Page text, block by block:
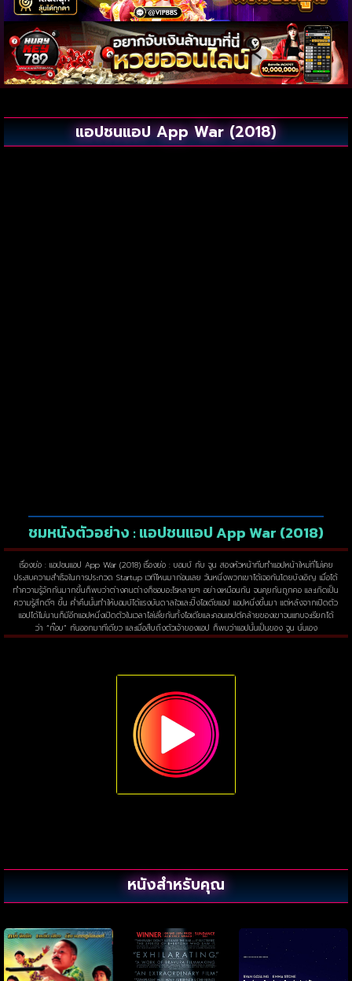
แอปชนแอป App War (2018)
ชมหนังตัวอย่าง : แอปชนแอป App War (2018)
เรื่องย่อ : แอปชนแอป App War (2018) เรื่องย่อ : บอมบ์ กับ จูน สองหัวหน้าทีมทำแอปหน้าใหม่ที่ไม่เคย
ประสบความสำเร็จในการประกวด Startup เวทีไหนมาก่อนเลย วันหนึ่งพวกเขาได้เจอกันโดยบังเอิญ เมื่อได้
ทำความรู้จักกันมากขึ้นก็พบว่าต่างคนต่างก็ชอบอะไรหลายๆ อย่างเหมือนกัน จนคุยกันถูกคอ และเกิดเป็น
ความรู้สึกดีๆ ขึ้น ค่ำคืนนั้นทำให้บอมบ์ได้แรงบันดาลใจและปิ๊งไอเดียแอป แอปหนึ่งขึ้นมา แต่หลังจากเปิดตัว
แอปได้ไม่นานก็มีอีกแอปหนึ่งเปิดตัวในเวลาไล่เลี่ยกันทั้งไอเดียและคอนเซปต์คล้ายของเขาจนแทบจะเรียกได้
ว่า “ก๊อบ” กันออกมาทีเดียว และเมื่อสืบถึงตัวเจ้าของแอป ก็พบว่าแอปนั้นเป็นของ จูน นั่นเอง
หนังสำหรับคุณ